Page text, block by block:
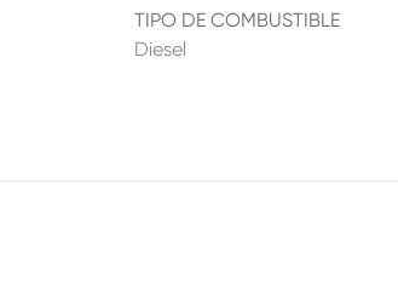
TIPO DE COMBUSTIBLE
Diesel